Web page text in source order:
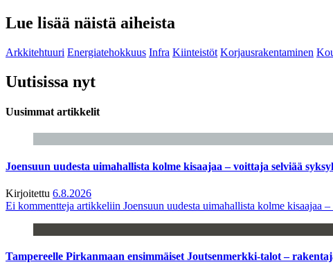
Lue lisää näistä aiheista
Arkkitehtuuri Energiatehokkuus Infra Kiinteistöt Korjausrakentaminen
Uutisissa nyt
Uusimmat artikkelit
Joensuun uudesta uimahallista kolme kisaajaa – voittaja selviää
Kirjoitettu 6.8.2026
Ei kommentteja artikkeliin Joensuun uudesta uimahallista kolme kisaajaa
Tampereelle Pirkanmaan ensimmäiset Joutsenmerkki-talot –